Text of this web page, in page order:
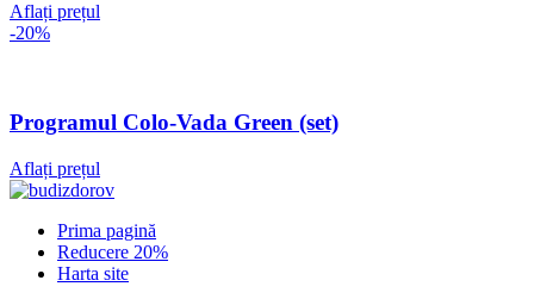
Aflați prețul
-20%
Programul Colo-Vada Green (set)
Aflați prețul
Prima pagină
Reducere 20%
Harta site